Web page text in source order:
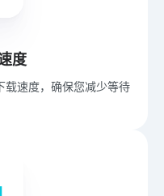
度
载速度，确保您减少等待